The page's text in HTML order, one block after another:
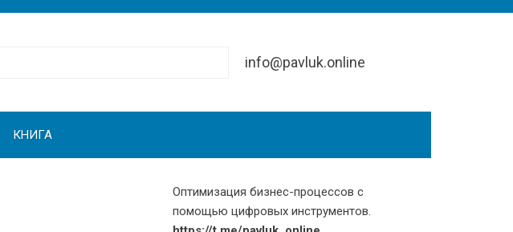
info@pavluk.online
КНИГА
Оптимизация бизнес-процессов с
помощью цифровых инструментов.